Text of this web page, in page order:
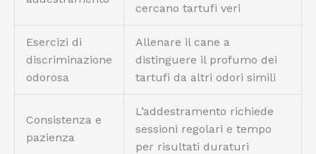
cercano tartufi veri
Esercizi di
discriminazione
odorosa
Allenare il cane a
distinguere il profumo dei
tartufi da altri odori simili
Consistenza e
pazienza
L’addestramento richiede
sessioni regolari e tempo
per risultati duraturi